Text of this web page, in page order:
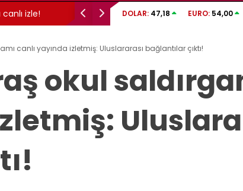
izle!
İzmit Belediyesi soruşturmasında gelişme:
DOLAR: 47,18 EURO: 54,00
canlı yayında izletmiş: Uluslararası bağlantılar çıktı!
okul